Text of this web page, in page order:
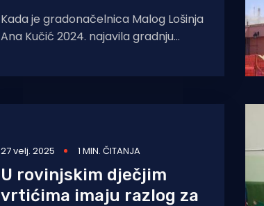
Kada je gradonačelnica Malog Lošinja
Ana Kučić 2024. najavila gradnju
27 velj. 2025 1 MIN. ČITANJA
U rovinjskim dječjim
vrtićima imaju razlog za